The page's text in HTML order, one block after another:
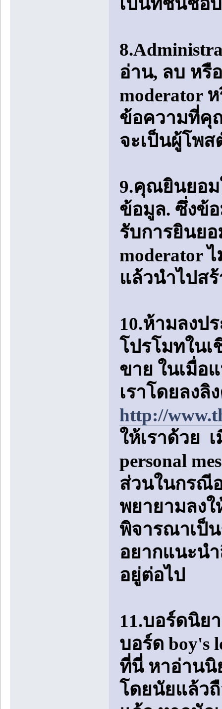
อ่าน, ลบ หรื
moderator
ข้อความที่คุ
จะเป็นผู้โพส
9.คุณยินยอม
ข้อมูล. ซึ่งข้
รับการยินยอ
moderator
แล้วนำไปส
10.ห้ามลงป
โปรโมทในเ
ขาย ในเมื่อ
เราโดยลงลิ
http://
ให้เราด้วย
personal
ส่วนในกรณี
พยายามลงใ
พิจารณาเป็
อยากแนะน
อยู่ต่อไป
11.บอร์ดนิย
บอร์ด boy's
ที่นี่ หาอ่านนิ
โดยนัยแล้ว